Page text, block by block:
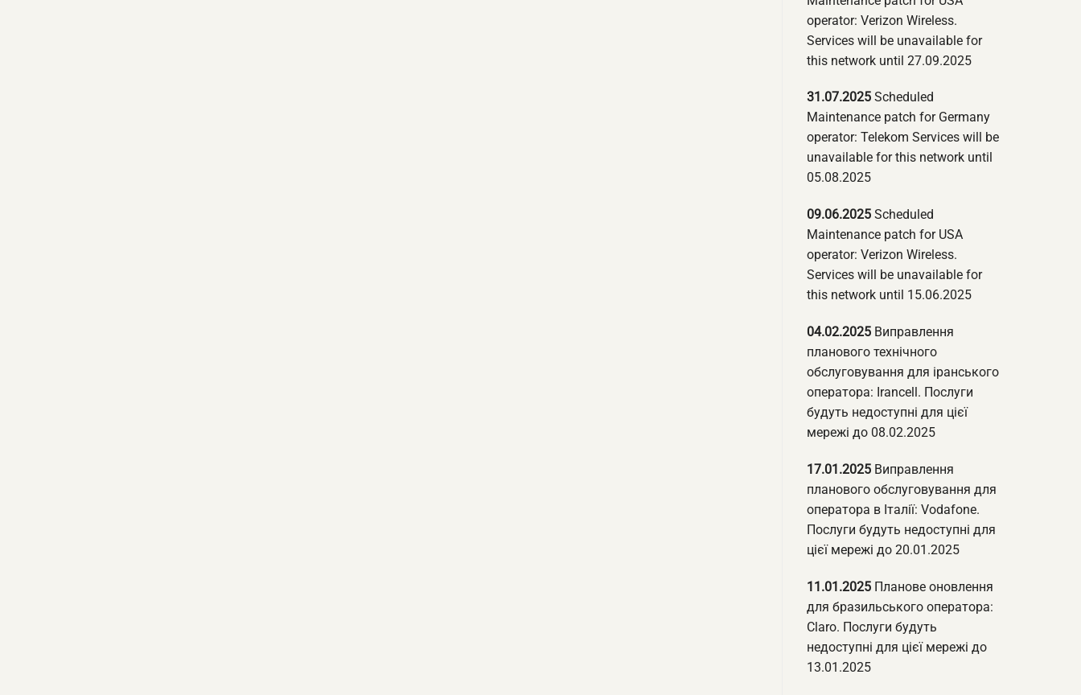
operator: Verizon Wireless.
Services will be unavailable for
this network until 27.09.2025
31.07.2025 Scheduled
Maintenance patch for Germany
operator: Telekom Services will be
unavailable for this network until
05.08.2025
09.06.2025 Scheduled
Maintenance patch for USA
operator: Verizon Wireless.
Services will be unavailable for
this network until 15.06.2025
04.02.2025 Виправлення
планового технічного
обслуговування для іранського
оператора: Irancell. Послуги
будуть недоступні для цієї
мережі до 08.02.2025
17.01.2025 Виправлення
планового обслуговування для
оператора в Італії: Vodafone.
Послуги будуть недоступні для
цієї мережі до 20.01.2025
11.01.2025 Планове оновлення
для бразильського оператора:
Claro. Послуги будуть
недоступні для цієї мережі до
13.01.2025